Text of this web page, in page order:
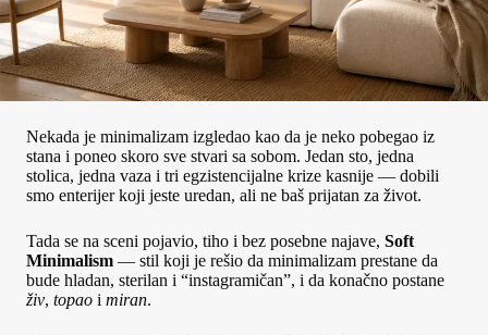
Nekada je minimalizam izgledao kao da je neko pobegao iz
stana i poneo skoro sve stvari sa sobom. Jedan sto, jedna
stolica, jedna vaza i tri egzistencijalne krize kasnije — dobili
smo enterijer koji jeste uredan, ali ne baš prijatan za život.
Tada se na sceni pojavio, tiho i bez posebne najave, Soft
Minimalism — stil koji je rešio da minimalizam prestane da
bude hladan, sterilan i “instagramičan”, i da konačno postane
živ, topao i miran.